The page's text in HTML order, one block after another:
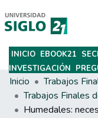
Subir
INICIO EBOOK21
INVESTIGACIÓN
Inicio
Trabajos Finales